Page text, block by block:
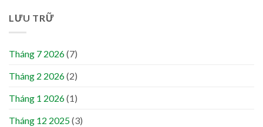
LƯU TRỮ
Tháng 7 2026(7)
Tháng 2 2026(2)
Tháng 1 2026(1)
Tháng 12 2025(3)